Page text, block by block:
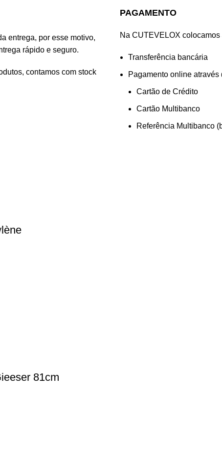
entrega, por esse motivo,
rápido e seguro.
contamos com stock
PAGAMENTO
Na CUTEVELOX
Transferência bancária
Pagamento online
Cartão de Crédito
Cartão Multibanco
Referência Multibanco
81cm